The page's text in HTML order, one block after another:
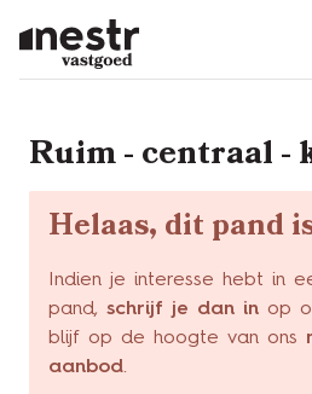
Ruim - centraal -
Helaas, dit pand
Indien je interesse hebt in
pand, schrijf je dan in op
blijf op de hoogte van ons
aanbod.